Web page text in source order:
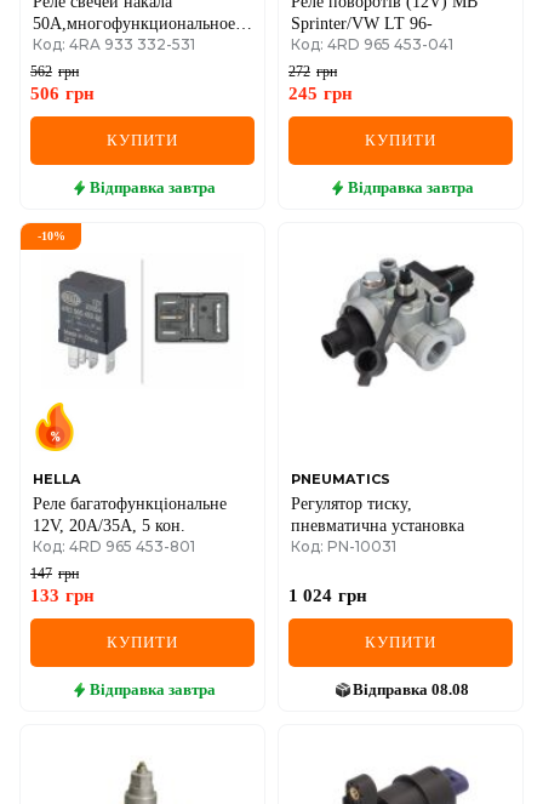
50A,многофункциональное
реле
Код: 4RA 933 332-531
562 грн
506 грн
КУПИТИ
Відправка завтра
Sprinter/VW LT 96-
Код: 4RD 965 453-041
272 грн
245 грн
КУПИТИ
Відправка завтра
-10%
HELLA
Реле багатофункціональне
12V, 20A/35A, 5 кон.
Код: 4RD 965 453-801
147 грн
133 грн
КУПИТИ
Відправка завтра
PNEUMATICS
Регулятор тиску,
пневматична установка
Код: PN-10031
1 024 грн
КУПИТИ
Відправка 08.08